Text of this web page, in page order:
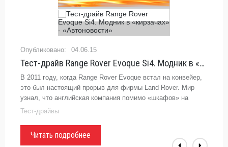
04.06.15
Тест-драйв Range Rover Evoque Si4. Модник в «кирзачах» - «Автоновости»
В 2011 году, когда Range Rover Evoque встал на конвейер,
это был настоящий прорыв для фирмы Land Rover. Мир
узнал, что английская компания помимо «шкафов» на
колесах — пускай даже весьма харизматичных и очень
Тест-драйвы
Читать подробнее